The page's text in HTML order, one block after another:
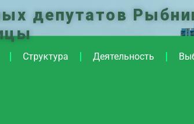
депутатов
Структура Деятельность